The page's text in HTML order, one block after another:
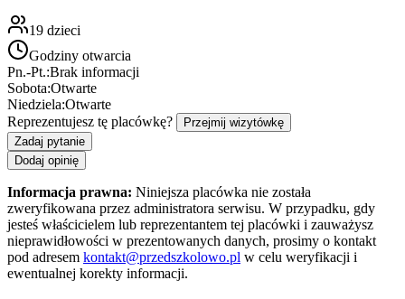
19 dzieci
Godziny otwarcia
Pn.-Pt.:Brak informacji
Sobota:Otwarte
Niedziela:Otwarte
Reprezentujesz tę placówkę?
Przejmij wizytówkę
Zadaj pytanie
Dodaj opinię
Informacja prawna: Niniejsza placówka nie została
zweryfikowana przez administratora serwisu. W przypadku, gdy
jesteś właścicielem lub reprezentantem tej placówki i zauważysz
nieprawidłowości w prezentowanych danych, prosimy o kontakt
pod adresem kontakt@przedszkolowo.pl w celu weryfikacji i
ewentualnej korekty informacji.